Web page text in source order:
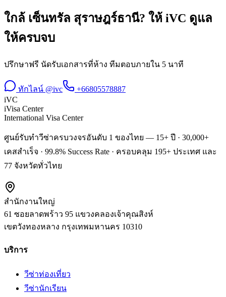
ใกล้ เซ็นทรัล สุราษฎร์ธานี? ให้ iVC ดูแล
ให้ครบจบ
ปรึกษาฟรี นัดรับเอกสารที่ห้าง ทีมตอบภายใน 5 นาที
ทักไลน์ @ivc
+66805578887
iVC
iVisa Center
International Visa Center
ศูนย์รับทำวีซ่าครบวงจรอันดับ 1 ของไทย — 15+ ปี · 30,000+
เคสสำเร็จ · 99.8% Success Rate · ครอบคลุม 195+ ประเทศ และ
77 จังหวัดทั่วไทย
สำนักงานใหญ่
61 ซอยลาดพร้าว 95 แขวงคลองเจ้าคุณสิงห์
เขตวังทองหลาง กรุงเทพมหานคร 10310
บริการ
วีซ่าท่องเที่ยว
วีซ่านักเรียน